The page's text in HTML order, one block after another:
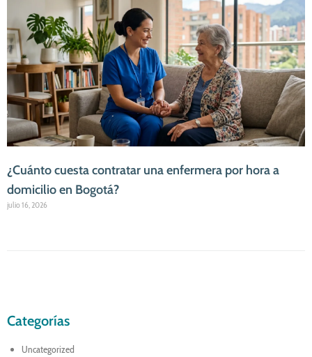
¿Cuánto cuesta contratar una enfermera por hora a
domicilio en Bogotá?
julio 16, 2026
Categorías
Uncategorized